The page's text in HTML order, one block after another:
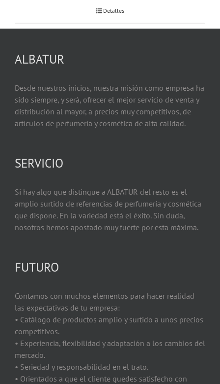
Detalles
ALBATUR
Desde nuestros inicios, nuestra misión como empresa ha
sido siempre, y será, ofrecer el mejor servicio de venta y
distribución al mayor, a precios muy competitivos, de
artículos de perfumería y cosmética de alta calidad.
SERVICIO
Si hay algo que distingue a ALBATUR del resto es el
amplio surtido de referencias de perfumería y cosmética
que dispone. En la variedad está el éxito. Sin duda,
nosotros hemos apostado muy fuerte por esta máxima.
FUTURO
Contamos con muchos elementos para hacer realidad
las expectativas de tu empresa:
• Catálogo de productos amplio y surtido a unos precios
competitivos.
• Experiencia, flexibilidad y adaptación a los cambios del
mercado.
• Seriedad y responsabilidad en el trato.
• Orientados a que el cliente quedes satisfecho con